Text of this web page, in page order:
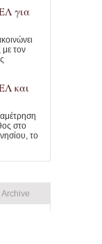
για
με τον
και
στο
το
Archive